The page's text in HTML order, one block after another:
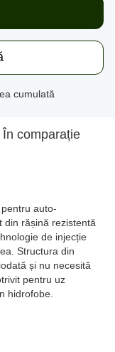
cumulată
În comparație
auto-
din rășină rezistentă
de injecție
Structura din
și nu necesită
pentru uz
hidrofobe.